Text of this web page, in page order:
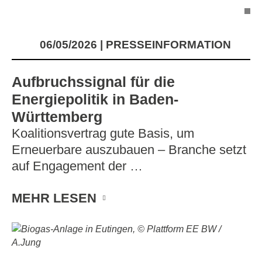
06/05/2026 PRESSEINFORMATION
Aufbruchssignal für die
Energiepolitik in Baden-
Württemberg
Koalitionsvertrag gute Basis, um
Erneuerbare auszubauen – Branche setzt
auf Engagement der …
MEHR LESEN